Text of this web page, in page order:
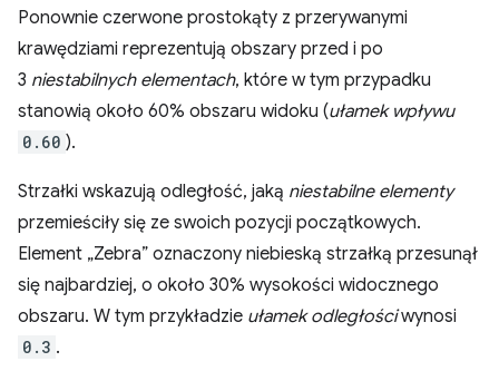
Ponownie czerwone prostokąty z przerywanymi
krawędziami reprezentują obszary przed i po
3 niestabilnych elementach, które w tym przypadku
stanowią około 60% obszaru widoku (ułamek wpływu
0.60 ).
Strzałki wskazują odległość, jaką niestabilne elementy
przemieściły się ze swoich pozycji początkowych.
Element „Zebra” oznaczony niebieską strzałką przesunął
się najbardziej, o około 30% wysokości widocznego
obszaru. W tym przykładzie ułamek odległościwynosi
0.3 .